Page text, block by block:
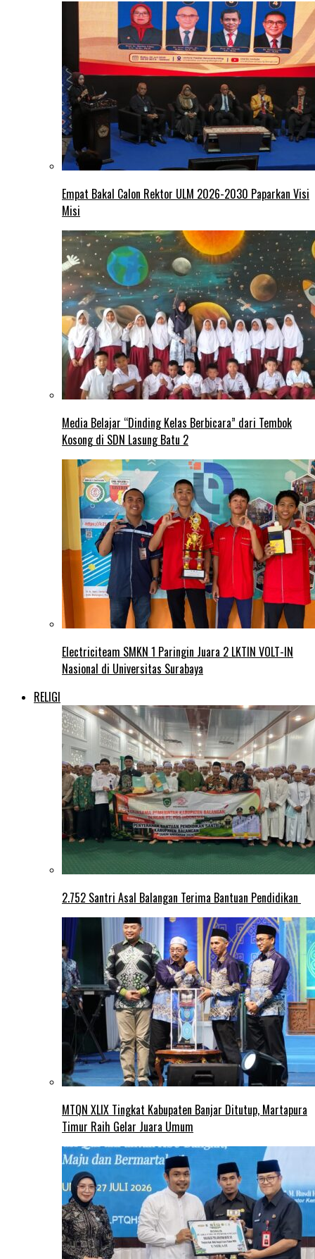
Empat Bakal Calon Rektor ULM 2026-2030 Paparkan Visi
Misi
Media Belajar “Dinding Kelas Berbicara” dari Tembok
Kosong di SDN Lasung Batu 2
Electriciteam SMKN 1 Paringin Juara 2 LKTIN VOLT-IN
Nasional di Universitas Surabaya
RELIGI
2.752 Santri Asal Balangan Terima Bantuan Pendidikan
MTQN XLIX Tingkat Kabupaten Banjar Ditutup, Martapura
Timur Raih Gelar Juara Umum